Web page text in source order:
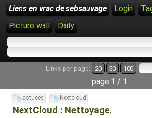
Liens en vrac de sebsauvage Login
Picture wall
Daily
Links per page: 20 50 100
page 1 / 1
astuces Nextcloud
NextCloud : Nettoyage.